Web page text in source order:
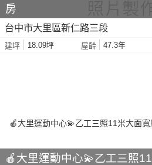
房
台中市大里區新仁路三段
建坪 18.09坪 屋齡 47.3年
🍎大里運動中心💫乙工三照